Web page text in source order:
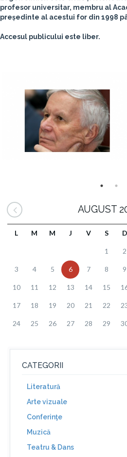
profesor universitar, membru al
președinte al acestui for din 1998
Accesul publicului este liber.
AUGUST
L M M J V S D
1 2
3 4 5 6 7 8 9
10 11 12 13 14 15
17 18 19 20 21 22
24 25 26 27 28 29
CATEGORII
Literatură
Arte vizuale
Conferinţe
Muzică
Teatru & Dans